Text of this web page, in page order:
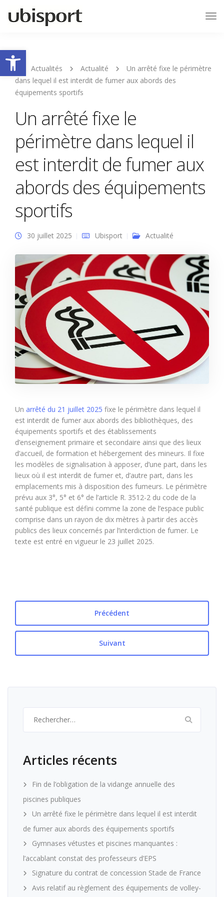
Ouvrir la barre d’outils
Actualités Actualité
Un arrêté fixe le périmètre
dans lequel il est interdit de fumer aux abords des
équipements sportifs
Un arrêté fixe le
périmètre dans lequel il
est interdit de fumer aux
abords des équipements
sportifs
30 juillet 2025 Ubisport Actualité
Un arrêté du 21 juillet 2025 fixe le périmètre dans lequel il
est interdit de fumer aux abords des bibliothèques, des
équipements sportifs et des établissements
d’enseignement primaire et secondaire ainsi que des lieux
d’accueil, de formation et hébergement des mineurs. Il fixe
les modèles de signalisation à apposer, d’une part, dans les
lieux où il est interdit de fumer et, d’autre part, dans les
emplacements mis à disposition des fumeurs. Le périmètre
prévu aux 3°, 5° et 6° de l’article R. 3512-2 du code de la
santé publique est défini comme la zone de l’espace public
comprise dans un rayon de dix mètres à partir des accès
publics des lieux concernés par l’interdiction de fumer. Le
texte est entré en vigueur le 23 juillet 2025.
Précédent
Suivant
Articles récents
Fin de l’obligation de la vidange annuelle des
piscines publiques
Un arrêté fixe le périmètre dans lequel il est interdit
de fumer aux abords des équipements sportifs
Gymnases vétustes et piscines manquantes :
l’accablant constat des professeurs d’EPS
Signature du contrat de concession Stade de France
Avis relatif au règlement des équipements de volley-